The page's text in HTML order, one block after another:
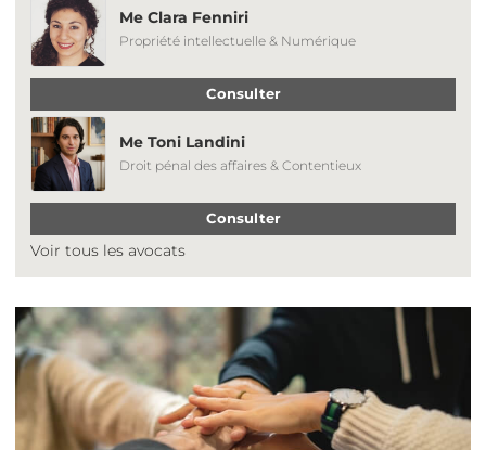
Me Clara Fenniri
Propriété intellectuelle & Numérique
Consulter
Me Toni Landini
Droit pénal des affaires & Contentieux
Consulter
Voir tous les avocats